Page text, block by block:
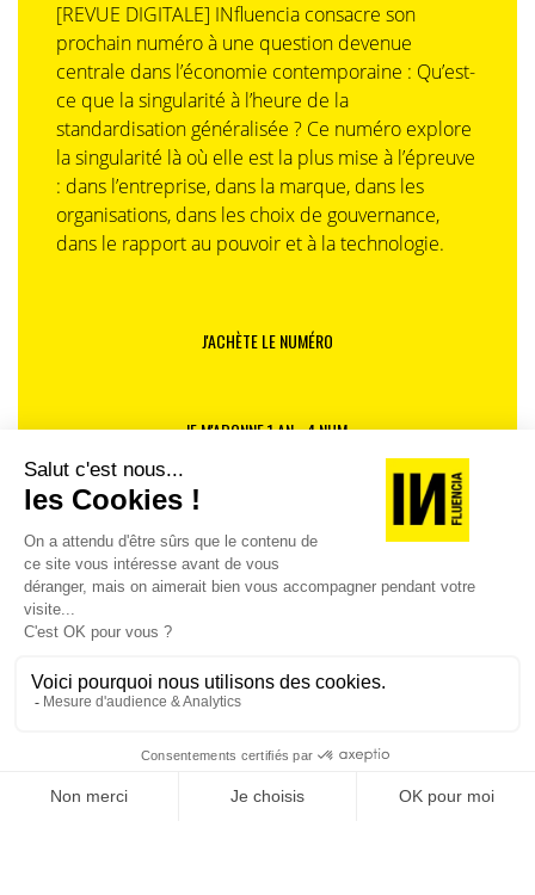
[REVUE DIGITALE] INfluencia consacre son
prochain numéro à une question devenue
centrale dans l’économie contemporaine : Qu’est-
ce que la singularité à l’heure de la
standardisation généralisée ? Ce numéro explore
la singularité là où elle est la plus mise à l’épreuve
: dans l’entreprise, dans la marque, dans les
organisations, dans les choix de gouvernance,
dans le rapport au pouvoir et à la technologie.
J'ACHÈTE LE NUMÉRO
JE M'ABONNE 1 AN - 4 NUM.
JE DÉCOUVRE LES NUMÉROS PRÉCÉDENTS
Je suis déjà abonné(e) :je consulte la revue en